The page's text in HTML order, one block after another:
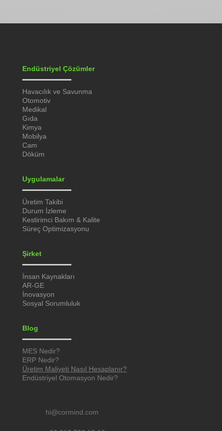
Endüstriyel Çözümler
Havacılık ve Savunma
Otomotiv
Medikal
Gıda
Kimya
Mobilya
Cam
Döküm
Uygulamalar
Üretim Takibi
Durum İzleme
Kestirimci Bakım & Kalite
Süreç Optimizasyonu
Şirket
İnsan Kaynakları
AR-GE
İnovasyon
Sosyal Sorumluluk
Blog
MES Nedir?
ERP Nedir?
Üretim Maliyeti Nasıl Hesaplanır?
Endüstriyel Otomasyon Nedir?
hi@cormind.com